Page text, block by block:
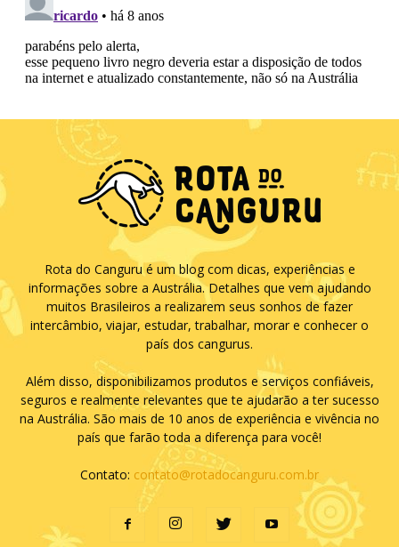
Rota do Canguru é um blog com dicas, experiências e
informações sobre a Austrália. Detalhes que vem ajudando
muitos Brasileiros a realizarem seus sonhos de fazer
intercâmbio, viajar, estudar, trabalhar, morar e conhecer o
país dos cangurus.
Além disso, disponibilizamos produtos e serviços confiáveis,
seguros e realmente relevantes que te ajudarão a ter sucesso
na Austrália. São mais de 10 anos de experiência e vivência no
país que farão toda a diferença para você!
Contato: contato@rotadocanguru.com.br